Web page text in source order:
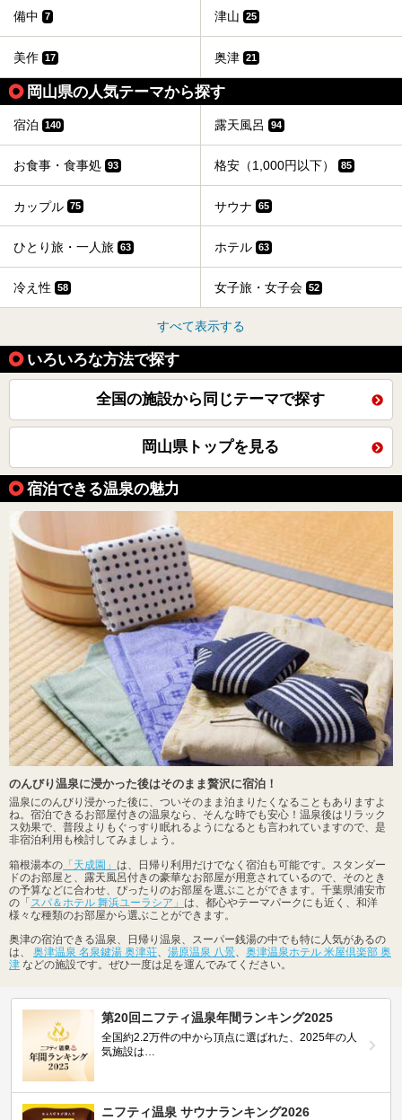
備中 7 津山 25
美作 17 奥津 21
岡山県の人気テーマから探す
宿泊 140 露天風呂 94
お食事・食事処 93 格安（1,000円以下） 85
カップル 75 サウナ 65
ひとり旅・一人旅 63 ホテル 63
冷え性 58 女子旅・女子会 52
すべて表示する
いろいろな方法で探す
全国の施設から同じテーマで探す
岡山県トップを見る
宿泊できる温泉の魅力
のんびり温泉に浸かった後はそのまま贅沢に宿泊！
温泉にのんびり浸かった後に、ついそのまま泊まりたくなることもありますよ
ね。宿泊できるお部屋付きの温泉なら、そんな時でも安心！温泉後はリラック
ス効果で、普段よりもぐっすり眠れるようになるとも言われていますので、是
非宿泊利用も検討してみましょう。
箱根湯本の 「天成園」 は、日帰り利用だけでなく宿泊も可能です。スタンダー
ドのお部屋と、露天風呂付きの豪華なお部屋が用意されているので、そのとき
の予算などに合わせ、ぴったりのお部屋を選ぶことができます。千葉県浦安市
の「 スパ＆ホテル 舞浜ユーラシア」 は、都心やテーマパークにも近く、和洋
様々な種類のお部屋から選ぶことができます。
奥津の宿泊できる温泉、日帰り温泉、スーパー銭湯の中でも特に人気があるの
は、 奥津温泉 名泉鍵湯 奥津荘、 湯原温泉 八景、 奥津温泉ホテル 米屋倶楽部 奥
津 などの施設です。ぜひ一度は足を運んでみてください。
第20回ニフティ温泉年間ランキング2025
全国約2.2万件の中から頂点に選ばれた、2025年の人
気施設は…
ニフティ温泉 サウナランキング2026